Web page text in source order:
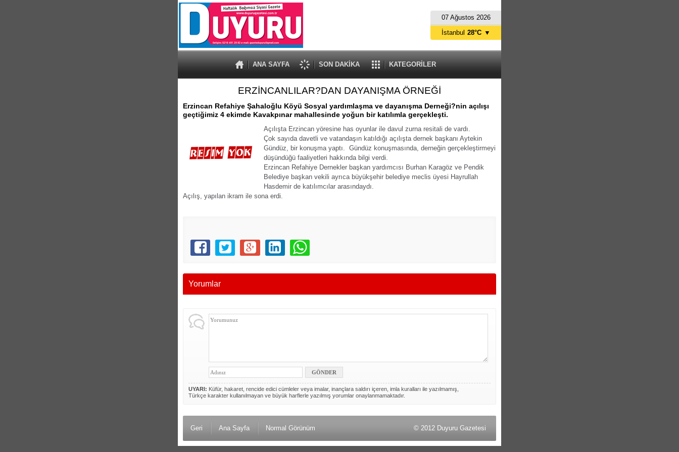
07 Ağustos 2026
ANA SAYFA SON DAKİKA KATEGORİLER
İstanbul 28°C ▼
ERZİNCANLILAR?DAN DAYANIŞMA ÖRNEĞİ
Erzincan Refahiye Şahaloğlu Köyü Sosyal yardımlaşma ve dayanışma Derneği?nin açılışı
geçtiğimiz 4 ekimde Kavakpınar mahallesinde yoğun bir katılımla gerçekleşti.
Açılışta Erzincan yöresine has oyunlar ile davul zurna resitali de vardı.
Çok sayıda davetli ve vatandaşın katıldığı açılışta dernek başkanı Aytekin
Gündüz, bir konuşma yaptı. Gündüz konuşmasında, derneğin gerçekleştirmeyi
düşündüğü faaliyetleri hakkında bilgi verdi.
Erzincan Refahiye Dernekler başkan yardımcısı Burhan Karagöz ve Pendik
Belediye başkan vekili ayrıca büyükşehir belediye meclis üyesi Hayrullah
Hasdemir de katılımcılar arasındaydı.
Açılış, yapılan ikram ile sona erdi.
Yorumlar
UYARI: Küfür, hakaret, rencide edici cümleler veya imalar, inançlara saldırı içeren, imla kuralları ile yazılmamış,
Türkçe karakter kullanılmayan ve büyük harflerle yazılmış yorumlar onaylanmamaktadır.
Geri Ana Sayfa Normal Görünüm © 2012 Duyuru Gazetesi